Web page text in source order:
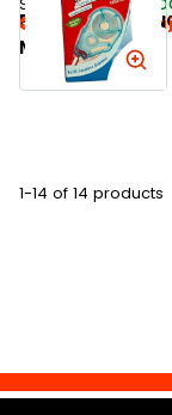
PRITT
MM X 14 M
Log in om je
1-14 of 14 products